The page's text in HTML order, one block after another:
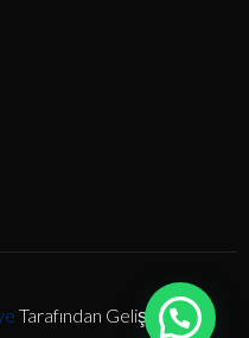
Tarafından Geliştirildi